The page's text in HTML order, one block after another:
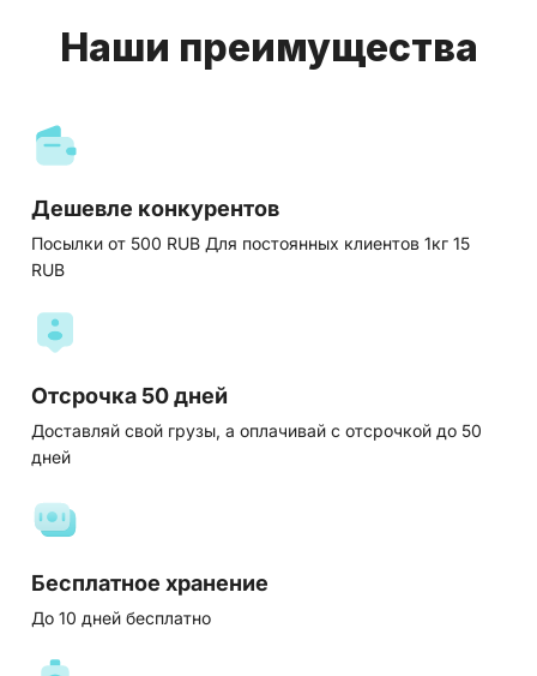
Наши преимущества
Дешевле конкурентов
Посылки от 500 RUB Для постоянных клиентов 1кг 15
RUB
Отсрочка 50 дней
Доставляй свой грузы, а оплачивай с отсрочкой до 50
дней
Бесплатное хранение
До 10 дней бесплатно